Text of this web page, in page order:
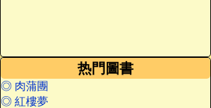
热門圖書
◎ 肉蒲團
◎ 紅樓夢